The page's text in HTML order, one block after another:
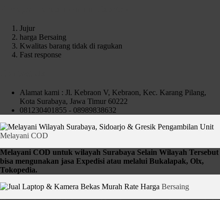
Jujur
harga Bersaing
Kwalitas barang tidak di ragukan
Fast response
Alamat kami : Jl. Kebraon V, Kebraon, Kec. Karang Pilang,
Kota Surabaya, Jawa Timur 60222
081230401855 - 08989838632
Pengambilan Unit
Melayani COD
Melayani COD untuk wilayah Surabaya Selain Wilayah Tersebut
bisa mengunakan jasa Expedisi atau melalui Bukalapak, Olx,
Tokopedia.
Rate Harga Bersaing